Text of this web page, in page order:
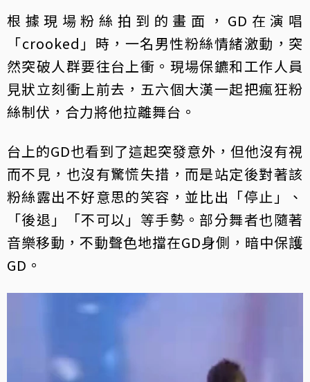
根據現場粉絲拍到的畫面，GD在演唱
「crooked」時，一名男性粉絲情緒激動，突
然突破人群要往台上衝。現場保鑣和工作人員
見狀立刻衝上前去，五六個大漢一起把瘋狂粉
絲制伏，合力將他拉離舞台。
台上的GD也看到了這起突發意外，但他沒有視
而不見，也沒有驚慌失措，而是站定後對著該
粉絲露出不好意思的笑容，並比出「停止」、
「後退」「不可以」等手勢。部分舞者也隨著
音樂移動，不動聲色地擋在GD身側，暗中保護
GD。